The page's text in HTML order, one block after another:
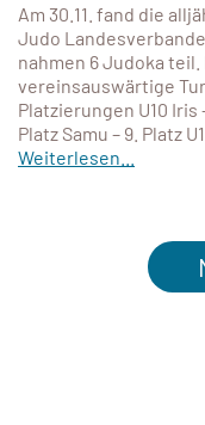
Am 30.11. fand die
Judo
nahmen 6 Judoka
vereinsauswärtige
Platzierungen U10 Iris
Platz Samu – 9. Platz
Weiterlesen...